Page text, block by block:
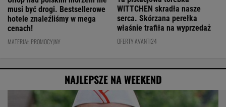
musi być drogi. Bestsellerowe
hotele znaleźliśmy w mega
cenach!
MATERIAŁ PROMOCYJNY
WITTCHEN skradła nasze
serca. Skórzana perełka
właśnie trafiła na wyprzedaż
OFERTY AVANTI24
NAJLEPSZE NA WEEKEND